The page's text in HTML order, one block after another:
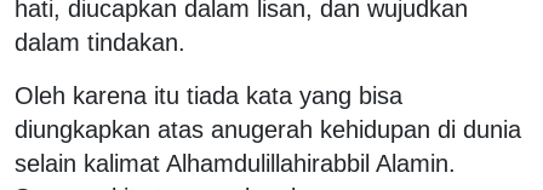
hati, diucapkan dalam lisan, dan wujudkan
dalam tindakan.
Oleh karena itu tiada kata yang bisa
diungkapkan atas anugerah kehidupan di dunia
selain kalimat Alhamdulillahirabbil Alamin.